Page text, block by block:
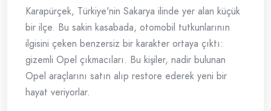
Karapürçek, Türkiye'nin Sakarya ilinde yer alan küçük
bir ilçe. Bu sakin kasabada, otomobil tutkunlarının
ilgisini çeken benzersiz bir karakter ortaya çıktı:
gizemli Opel çıkmacıları. Bu kişiler, nadir bulunan
Opel araçlarını satın alıp restore ederek yeni bir
hayat veriyorlar.